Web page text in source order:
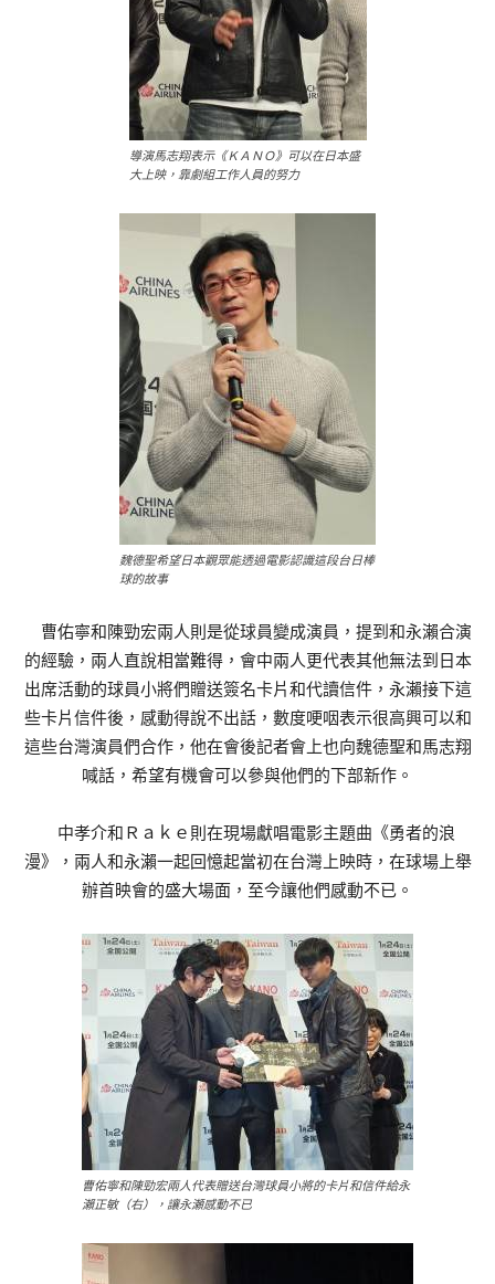
導演馬志翔表示《ＫＡＮＯ》可以在日本盛
大上映，靠劇組工作人員的努力
魏德聖希望日本觀眾能透過電影認識這段台日棒
球的故事
曹佑寧和陳勁宏兩人則是從球員變成演員，提到和永瀨合演
的經驗，兩人直說相當難得，會中兩人更代表其他無法到日本
出席活動的球員小將們贈送簽名卡片和代讀信件，永瀨接下這
些卡片信件後，感動得說不出話，數度哽咽表示很高興可以和
這些台灣演員們合作，他在會後記者會上也向魏德聖和馬志翔
喊話，希望有機會可以參與他們的下部新作。
中孝介和Ｒａｋｅ則在現場獻唱電影主題曲《勇者的浪
漫》，兩人和永瀨一起回憶起當初在台灣上映時，在球場上舉
辦首映會的盛大場面，至今讓他們感動不已。
曹佑寧和陳勁宏兩人代表贈送台灣球員小將的卡片和信件給永
瀨正敏（右），讓永瀬感動不已